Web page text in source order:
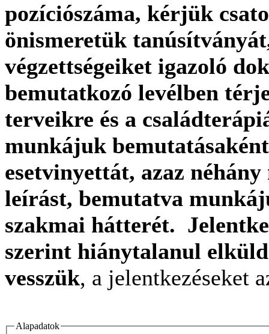
pozíciószáma, kérjük
önismeretük
végzettségeiket igazoló
bemutatkozó levélben
terveikre és a
munkájuk
esetvinyettát, azaz
leírást, bemutatva
szakmai hátterét.
szerint hiánytalanul
vesszük, a jelentkezéseket
Alapadatok